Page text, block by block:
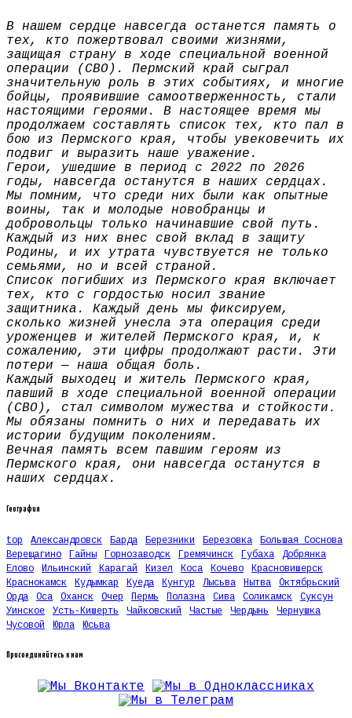
В нашем сердце навсегда останется память о
тех, кто пожертвовал своими жизнями,
защищая страну в ходе специальной военной
операции (СВО). Пермский край сыграл
значительную роль в этих событиях, и многие
бойцы, проявившие самоотверженность, стали
настоящими героями. В настоящее время мы
продолжаем составлять список тех, кто пал в
бою из Пермского края, чтобы увековечить их
подвиг и выразить наше уважение.
Герои, ушедшие в период с 2022 по 2026
годы, навсегда останутся в наших сердцах.
Мы помним, что среди них были как опытные
воины, так и молодые новобранцы и
добровольцы только начинавшие свой путь.
Каждый из них внес свой вклад в защиту
Родины, и их утрата чувствуется не только
семьями, но и всей страной.
Список погибших из Пермского края включает
тех, кто с гордостью носил звание
защитника. Каждый день мы фиксируем,
сколько жизней унесла эта операция среди
уроженцев и жителей Пермского края, и, к
сожалению, эти цифры продолжают расти. Эти
потери — наша общая боль.
Каждый выходец и житель Пермского края,
павший в ходе специальной военной операции
(СВО), стал символом мужества и стойкости.
Мы обязаны помнить о них и передавать их
истории будущим поколениям.
Вечная память всем павшим героям из
Пермского края, они навсегда останутся в
наших сердцах.
География
top Александровск Барда Березники Березовка
Большая Соснова
Верещагино
Гайны Горнозаводск Гремячинск Губаха
Добрянка
Елово
Ильинский Карагай Кизел Коса Кочево
Красновишерск
Краснокамск
Кудымкар Куеда Кунгур Лысьва Нытва
Октябрьский
Орда
Оса Оханск Очер Пермь Полазна Сива Соликамск
Суксун
Уинское
Усть-Кишерть Чайковский Частые Чердынь
Чернушка
Чусовой
Юрла Юсьва
Присоединяйтесь к нам